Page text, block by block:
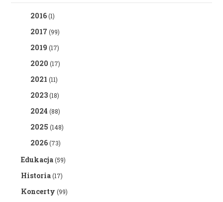
2016(1)
2017 (99)
2019 (17)
2020 (17)
2021 (11)
2023(18)
2024 (88)
2025 (148)
2026(73)
Edukacja(59)
Historia(17)
Koncerty (99)